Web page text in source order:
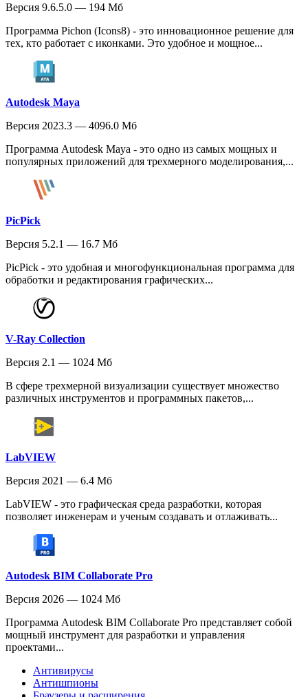
Версия 9.6.5.0 — 194 Мб
Программа Pichon (Icons8) - это инновационное решение для
тех, кто работает с иконками. Это удобное и мощное...
Autodesk Maya
Версия 2023.3 — 4096.0 Мб
Программа Autodesk Maya - это одно из самых мощных и
популярных приложений для трехмерного моделирования,...
PicPick
Версия 5.2.1 — 16.7 Мб
PicPick - это удобная и многофункциональная программа для
обработки и редактирования графических...
V-Ray Collection
Версия 2.1 — 1024 Мб
В сфере трехмерной визуализации существует множество
различных инструментов и программных пакетов,...
LabVIEW
Версия 2021 — 6.4 Мб
LabVIEW - это графическая среда разработки, которая
позволяет инженерам и ученым создавать и отлаживать...
Autodesk BIM Collaborate Pro
Версия 2026 — 1024 Мб
Программа Autodesk BIM Collaborate Pro представляет собой
мощный инструмент для разработки и управления
проектами...
Антивирусы
Антишпионы